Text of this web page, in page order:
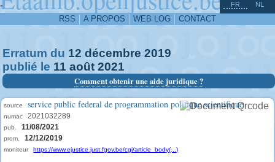
-
RSS A PROPOS WEB LOG CONTACT
FR NL
Erratum du 12 décembre 2019
publié le 11 août 2021
Comment obtenir une aide juridique ?
source service public federal de programmation politique scientifique
numac 2021032289
pub. 11/08/2021
prom. 12/12/2019
moniteur https://www.ejustice.just.fgov.be/cgi/article_body(...)
^